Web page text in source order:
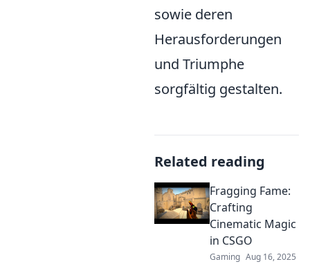
sowie deren
Herausforderungen
und Triumphe
sorgfältig gestalten.
Related reading
Fragging Fame:
Crafting
Cinematic Magic
in CSGO
Gaming Aug 16, 2025